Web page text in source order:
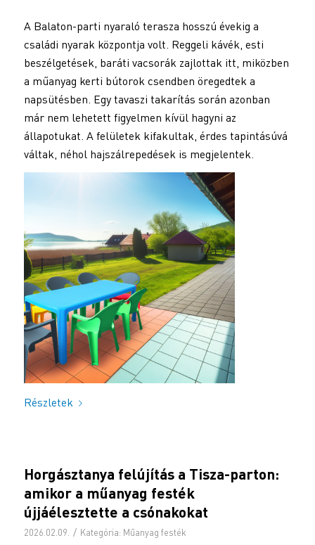
A Balaton-parti nyaraló terasza hosszú évekig a
családi nyarak központja volt. Reggeli kávék, esti
beszélgetések, baráti vacsorák zajlottak itt, miközben
a műanyag kerti bútorok csendben öregedtek a
napsütésben. Egy tavaszi takarítás során azonban
már nem lehetett figyelmen kívül hagyni az
állapotukat. A felületek kifakultak, érdes tapintásúvá
váltak, néhol hajszálrepedések is megjelentek.
Részletek
Horgásztanya felújítás a Tisza-parton:
amikor a műanyag festék
újjáélesztette a csónakokat
2026.02.09. / Kategória: Műanyag festék